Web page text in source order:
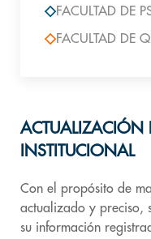
FACULTAD DE
FACULTAD DE
ACTUALIZACIÓN
INSTITUCIONAL
Con el propósito de
actualizado y preciso,
su información